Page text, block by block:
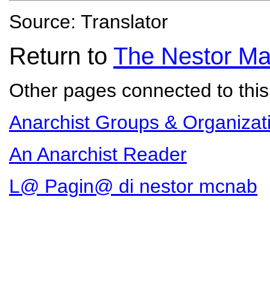
Source: Translator
Return to The Nestor
Other pages connected to
Anarchist Groups &
An Anarchist Reader
L@ Pagin@ di nestor mcnab